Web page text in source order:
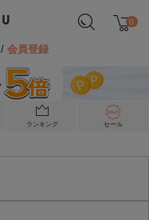
0
/会員登録
ランキング セール